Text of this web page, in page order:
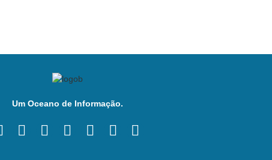
Um Oceano de Informação.